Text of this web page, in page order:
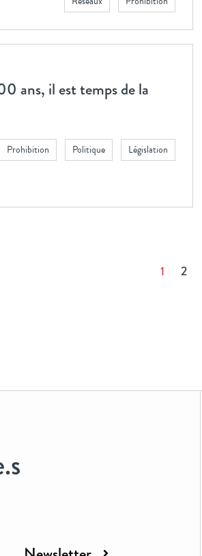
ans, il est temps de la
Législation
Politique
Prohibition
1 2